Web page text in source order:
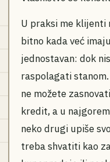
U praksi me
bitno kada već
jednostavan: dok
raspolagati
ne možete
kredit, a u
neko drugi upiše
treba shvatiti kao